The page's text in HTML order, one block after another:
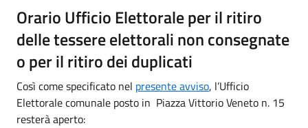
Orario Ufficio Elettorale per il ritiro
delle tessere elettorali non consegnate
o per il ritiro dei duplicati
Così come specificato nel presente avviso, l’Ufficio
Elettorale comunale posto in Piazza Vittorio Veneto n. 15
resterà aperto: